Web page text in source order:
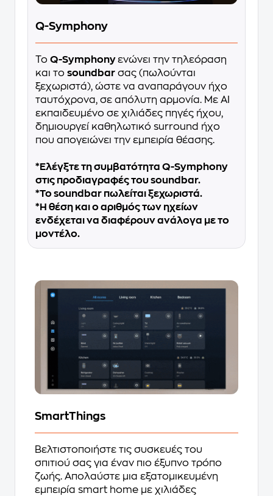
Q-Symphony
Το Q-Symphonyενώνει την τηλεόραση
και το soundbar σας (πωλούνται
ξεχωριστά), ώστε να αναπαράγουν ήχο
ταυτόχρονα, σε απόλυτη αρμονία. Με AI
εκπαιδευμένο σε χιλιάδες πηγές ήχου,
δημιουργεί καθηλωτικό surround ήχο
που απογειώνει την εμπειρία θέασης.
*Ελέγξτε τη συμβατότητα Q-Symphony
στις προδιαγραφές του soundbar.
*Το soundbar πωλείται ξεχωριστά.
*Η θέση και ο αριθμός των ηχείων
ενδέχεται να διαφέρουν ανάλογα με το
μοντέλο.
SmartThings
Βελτιστοποιήστε τις συσκευές του
σπιτιού σας για έναν πιο έξυπνο τρόπο
ζωής. Απολαύστε μια εξατομικευμένη
εμπειρία smart home με χιλιάδες